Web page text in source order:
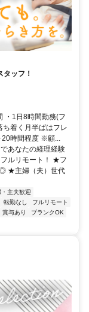
ッフ！
・1日8時間勤務(フ
着く月半ばはフレ
20時間程度 ※顧...
あなたの経理経験
ルリモート！ ★フ
◎ ★主婦（夫）世代
・主夫歓迎
転勤なし
フルリモート
賞与あり
ブランクOK